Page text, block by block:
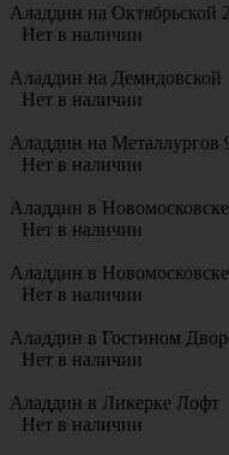
Аладдин на Октябрьской
Нет в наличии
Аладдин на Демидовской
Нет в наличии
Аладдин на Металлургов
Нет в наличии
Аладдин в
Нет в наличии
Аладдин в
Нет в наличии
Аладдин в Гостином
Нет в наличии
Аладдин в Ликерке Лофт
Нет в наличии